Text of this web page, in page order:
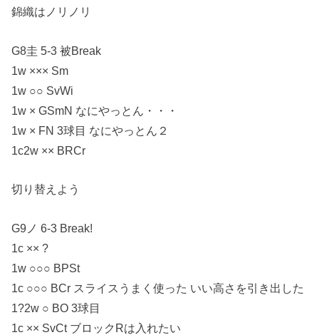
錦織はノリノリ
G8圭 5-3 被Break
1w ××× Sm
1w ○○ SvWi
1w × GSmN なにやっとん・・・
1w × FN 3球目 なにやっとん２
1c2w ×× BRCr
切り替えよう
G9ノ 6-3 Break!
1c ×× ?
1w ○○○ BPSt
1c ○○○ BCr スライスうまく使った いい高さを引き出した
1?2w ○ BO 3球目
1c ×× SvCt ブロックRは入れたい